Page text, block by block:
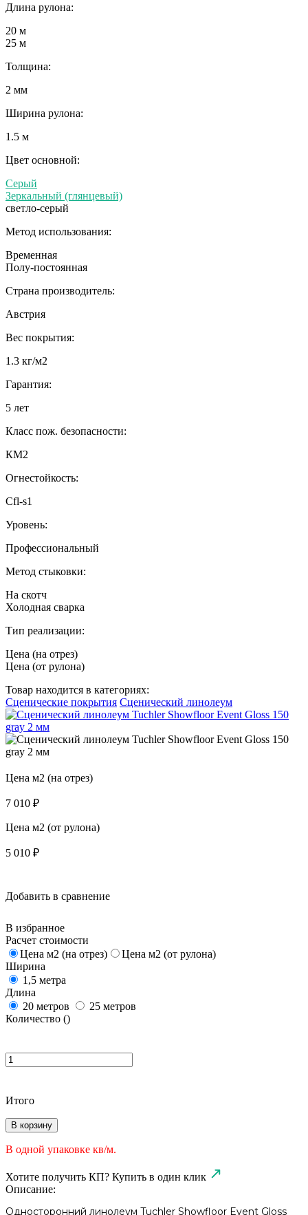
Длина рулона:
20 м
25 м
Толщина:
2 мм
Ширина рулона:
1.5 м
Цвет основной:
Cерый
Зеркальный (глянцевый)
светло-серый
Метод использования:
Временная
Полу-постоянная
Страна производитель:
Австрия
Вес покрытия:
1.3 кг/м2
Гарантия:
5 лет
Класс пож. безопасности:
КМ2
Огнестойкость:
Cfl-s1
Уровень:
Профессиональный
Метод стыковки:
На скотч
Холодная сварка
Тип реализации:
Цена (на отрез)
Цена (от рулона)
Товар находится в категориях:
Сценические покрытия Сценический линолеум
Цена м2 (на отрез)
7 010 ₽
Цена м2 (от рулона)
5 010 ₽
Добавить в сравнение
В избранное
Расчет стоимости
Цена м2 (на отрез)
Цена м2 (от рулона)
Ширина
1,5 метра
Длина
20 метров
25 метров
Количество ()
Итого
В корзину
В одной упаковке кв/м.
Хотите получить КП? Купить в один клик
Описание:
Односторонний линолеум Tuchler Showfloor Event Gloss